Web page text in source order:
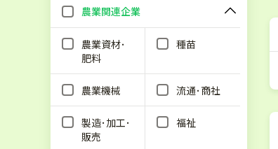
農業関連企業
農業資材･
肥料
種苗
農業機械 流通･商社
製造･加工･
販売
福祉